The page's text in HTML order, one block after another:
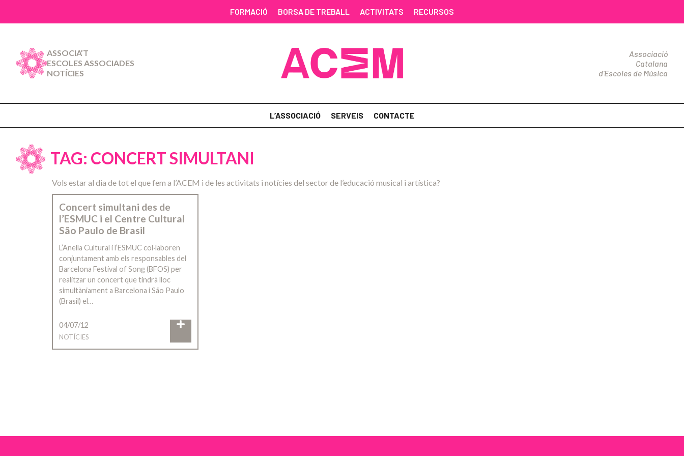
FORMACIÓ BORSA DE TREBALL ACTIVITATS RECURSOS
ASSOCIA’T
ESCOLES ASSOCIADES
NOTÍCIES
Associació
Catalana
d'Escoles de Música
L’ASSOCIACIÓ SERVEIS CONTACTE
TAG: CONCERT SIMULTANI
Vols estar al dia de tot el que fem a l’ACEM i de les activitats i notícies del sector de l’educació musical i artística?
Concert simultani des de
l’ESMUC i el Centre Cultural
São Paulo de Brasil
L’Anella Cultural i l’ESMUC col·laboren
conjuntament amb els responsables del
Barcelona Festival of Song (BFOS) per
realitzar un concert que tindrà lloc
simultàniament a Barcelona i São Paulo
(Brasil) el…
04/07/12
NOTÍCIES